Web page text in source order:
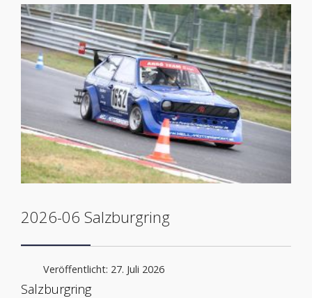
2026-06 Salzburgring
Veröffentlicht: 27. Juli 2026
Salzburgring